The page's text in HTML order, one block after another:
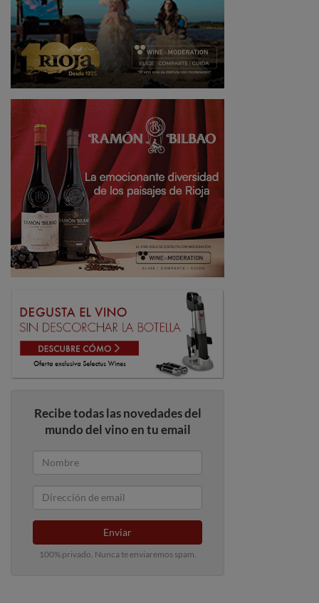
Recibe todas las novedades del
mundo del vino en tu email
Enviar
100% privado. Nunca te enviaremos spam.